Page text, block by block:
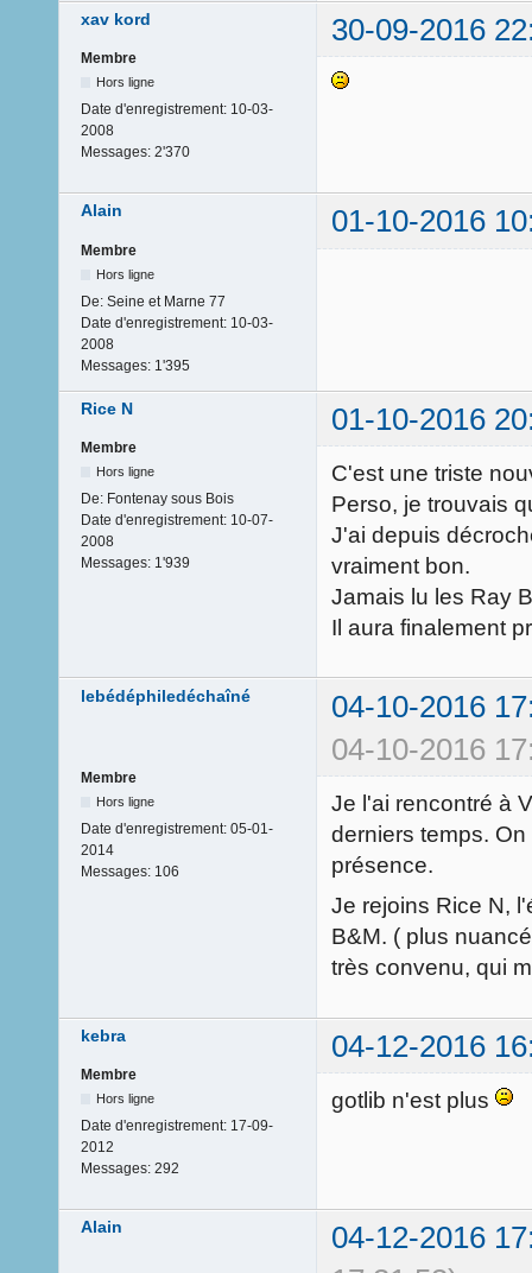
xav kord 30-09-2016
Membre
Hors ligne
Date d'enregistrement: 10-03-
2008
Messages: 2'370
Alain 01-10-2016
Membre
Hors ligne
De: Seine et Marne 77
Date d'enregistrement: 10-03-
2008
Messages: 1'395
Rice N 01-10-2016
Membre
Hors ligne
De: Fontenay sous Bois
Date d'enregistrement: 10-07-
2008
Messages: 1'939
C'est une triste
Perso, je trouvais
J'ai depuis
vraiment bon.
Jamais lu les Ray
Il aura finalement
lebédéphiledéchaîné
04-10-2016
04-10-2016
Membre
Hors ligne
Date d'enregistrement: 05-01-
2014
Messages: 106
Je l'ai rencontré à
derniers temps.
présence.
Je rejoins Rice N,
B&M. ( plus
très convenu, qui
kebra 04-12-2016
Membre
Hors ligne
Date d'enregistrement: 17-09-
2012
Messages: 292
gotlib n'est plus
Alain
04-12-2016